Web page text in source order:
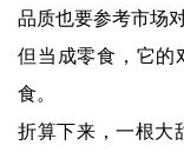
品质也要参考市场
但当成零食，它的
食。
折算下来，一根大